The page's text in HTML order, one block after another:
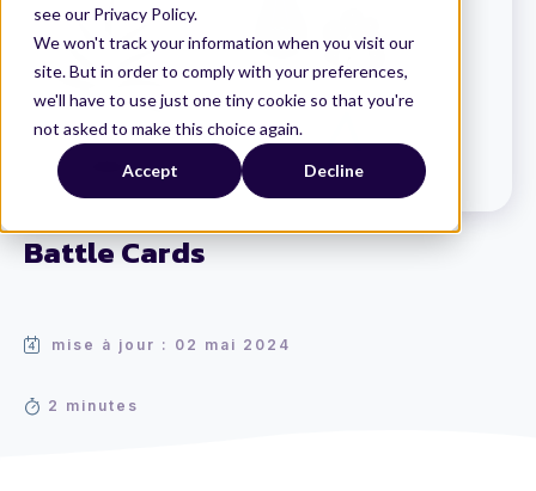
see our Privacy Policy.
We won't track your information when you visit our
site. But in order to comply with your preferences,
we'll have to use just one tiny cookie so that you're
not asked to make this choice again.
Accept Decline
Battle Cards
mise à jour : 02 mai 2024
2 minutes